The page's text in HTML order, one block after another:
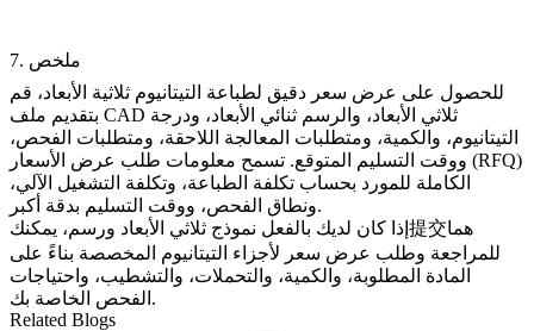
7. ملخص
للحصول على عرض سعر دقيق لطباعة التيتانيوم ثلاثية الأبعاد، قم
بتقديم ملف CAD ثلاثي الأبعاد، والرسم ثنائي الأبعاد، ودرجة
التيتانيوم، والكمية، ومتطلبات المعالجة اللاحقة، ومتطلبات الفحص،
ووقت التسليم المتوقع. تسمح معلومات طلب عرض الأسعار (RFQ)
الكاملة للمورد بحساب تكلفة الطباعة، وتكلفة التشغيل الآلي،
ونطاق الفحص، ووقت التسليم بدقة أكبر.
إذا كان لديك بالفعل نموذج ثلاثي الأبعاد ورسم، يمكنك提交هما
للمراجعة وطلب عرض سعر لأجزاء التيتانيوم المخصصة بناءً على
المادة المطلوبة، والكمية، والتحملات، والتشطيب، واحتياجات
الفحص الخاصة بك.
Related Blogs